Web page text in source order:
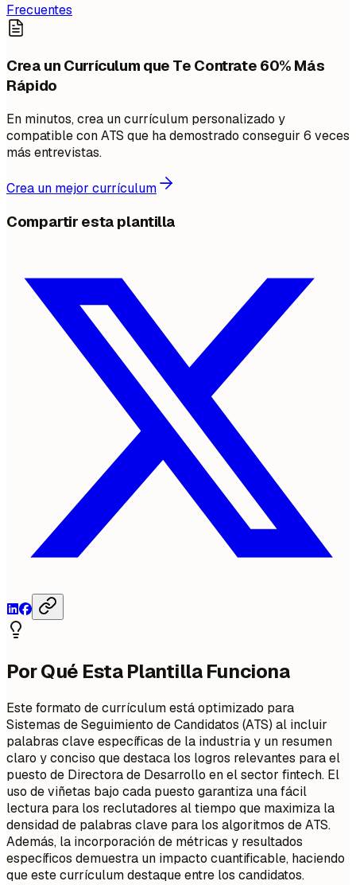
Frecuentes
Crea un Currículum que Te Contrate 60% Más
Rápido
En minutos, crea un currículum personalizado y
compatible con ATS que ha demostrado conseguir 6 veces
más entrevistas.
Crea un mejor currículum
Compartir esta plantilla
Por Qué Esta Plantilla Funciona
Este formato de currículum está optimizado para
Sistemas de Seguimiento de Candidatos (ATS) al incluir
palabras clave específicas de la industria y un resumen
claro y conciso que destaca los logros relevantes para el
puesto de Directora de Desarrollo en el sector fintech. El
uso de viñetas bajo cada puesto garantiza una fácil
lectura para los reclutadores al tiempo que maximiza la
densidad de palabras clave para los algoritmos de ATS.
Además, la incorporación de métricas y resultados
específicos demuestra un impacto cuantificable, haciendo
que este currículum destaque entre los candidatos.